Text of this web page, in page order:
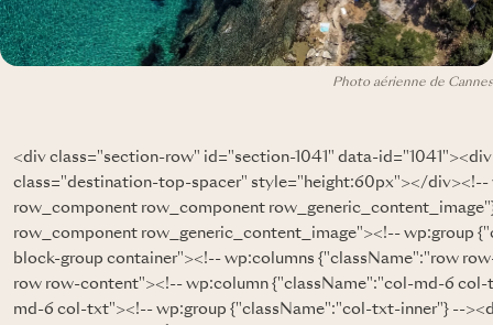
Photo aérienne de Cannes
<div class="section-row" id="section-1041" data-
class="destination-top-spacer" style="height:60px"></div><!--
row_component row_component
row_component row_generic_content_image"><!-- wp:group
block-group container"><!-- wp:columns {"className":"row
row row-content"><!-- wp:column {"className":"col-md-6
md-6 col-txt"><!-- wp:group {"className":"col-txt-inner"} --